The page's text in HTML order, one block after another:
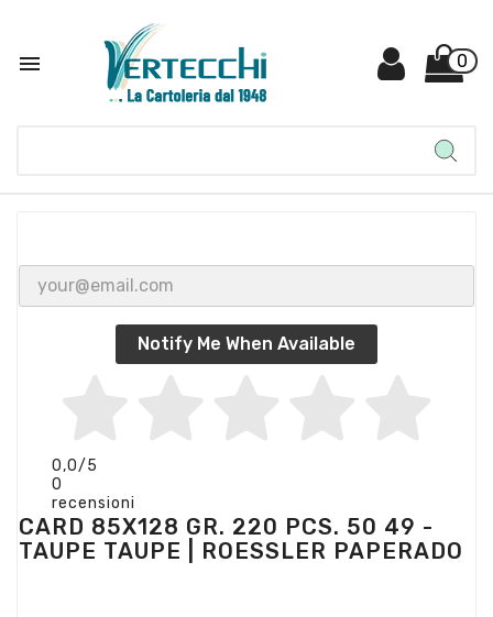
 0
Notify Me When Available
0,0/5
0
recensioni
CARD 85X128 GR. 220 PCS. 50 49 -
TAUPE TAUPE | ROESSLER PAPERADO